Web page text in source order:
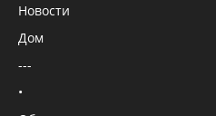
Новости
Дом
---
•